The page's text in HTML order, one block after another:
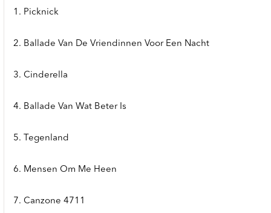
1. Picknick
2. Ballade Van De Vriendinnen Voor Een Nacht
3. Cinderella
4. Ballade Van Wat Beter Is
5. Tegenland
6. Mensen Om Me Heen
7. Canzone 4711